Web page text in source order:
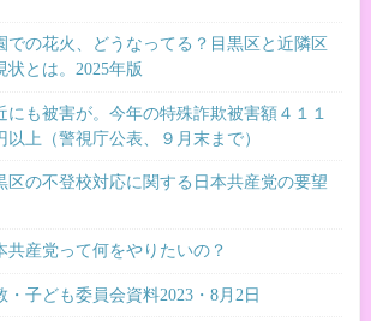
での花火、どうなってる？目黒区と近隣区
状とは。2025年版
にも被害が。今年の特殊詐欺被害額４１１
以上（警視庁公表、９月末まで）
区の不登校対応に関する日本共産党の要望
共産党って何をやりたいの？
・子ども委員会資料2023・8月2日